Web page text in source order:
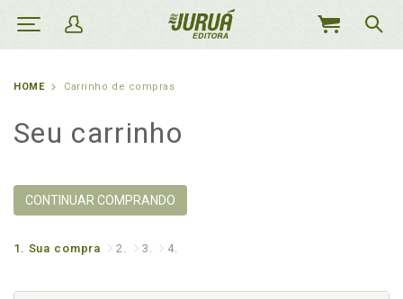
MEU
HOME Carrinho de compras
Seu carrinho
CONTINUAR COMPRANDO
1. Sua compra 2. 3. 4.